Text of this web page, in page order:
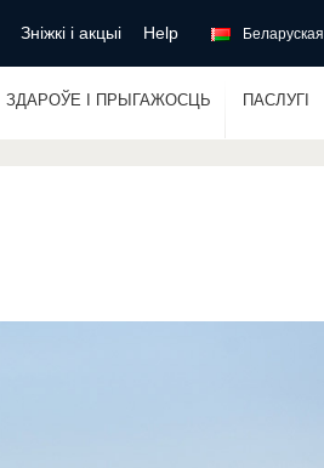
Зніжкі і акцыі Help Беларуская
ЗДАРОЎЕ І ПРЫГАЖОСЦЬ ПАСЛУГІ